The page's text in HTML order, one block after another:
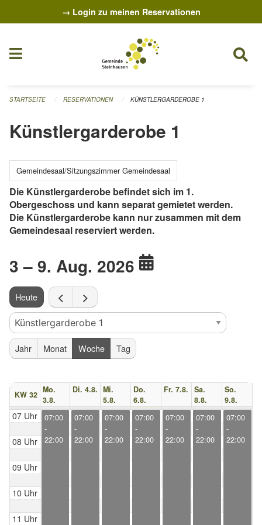
Navigation überspringen→ Login zu meinen Reservationen
STARTSEITE RESERVATIONEN KÜNSTLERGARDEROBE 1
Künstlergarderobe 1
Gemeindesaal/Sitzungszimmer Gemeindesaal
Die Künstlergarderobe befindet sich im 1.
Obergeschoss und kann separat gemietet werden.
Die Künstlergarderobe kann nur zusammen mit dem
Gemeindesaal reserviert werden.
3 – 9. Aug. 2026
Heute
Jahr Monat Woche Tag
KW 32 Mo.
3.8.
Di. 4.8. Mi.
5.8.
Do.
6.8.
Fr. 7.8.
Sa.
8.8.
So.
9.8.
07 Uhr
08 Uhr
09 Uhr
10 Uhr
11 Uhr
07:00
-
22:00
07:00
-
22:00
07:00
-
22:00
07:00
-
22:00
07:00
-
22:00
07:00
-
22:00
07:00
-
22:00